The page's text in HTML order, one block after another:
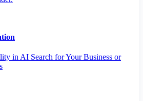
in AI Search for Your Business or